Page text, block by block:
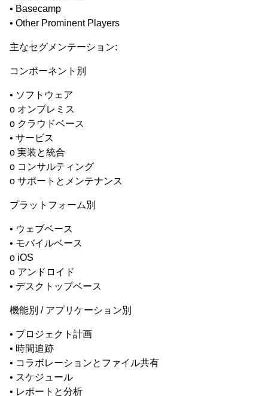
• Basecamp
• Other Prominent Players
主なセグメンテーション:
コンポーネント別
• ソフトウェア
o オンプレミス
o クラウドベース
• サービス
o 実装と統合
o コンサルティング
o サポートとメンテナンス
プラットフォーム別
• ウェブベース
• モバイルベース
o iOS
o アンドロイド
• デスクトップベース
機能別 / アプリケーション別
• プロジェクト計画
• 時間追跡
• コラボレーションとファイル共有
• スケジュール
• レポートと分析